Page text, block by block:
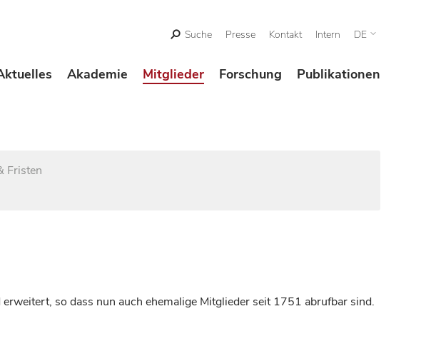
Suche Presse Kontakt Intern DE
Akademie Mitglieder Forschung Publikationen
Fristen
so dass nun auch ehemalige Mitglieder seit 1751 abrufbar sind.